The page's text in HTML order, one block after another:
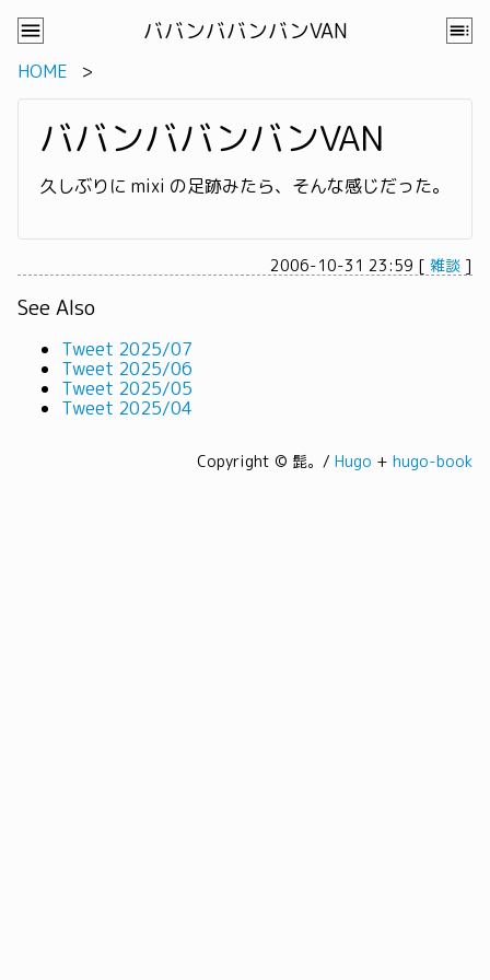
ババンババンバンVAN
HOME
ババンババンバンVAN
久しぶりに mixi の足跡みたら、そんな感じだった。
2006-10-31 23:59 [ 雑談 ]
See Also
Tweet 2025/07
Tweet 2025/06
Tweet 2025/05
Tweet 2025/04
Copyright © 髭。/ Hugo + hugo-book